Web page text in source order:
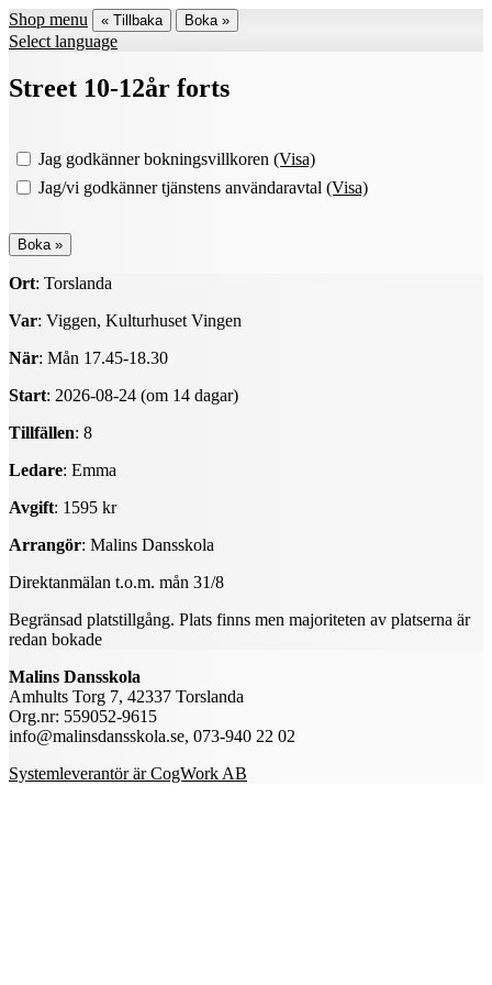
Shop menu « Tillbaka Boka »
Select language
Street 10-12år forts
Jag godkänner bokningsvillkoren (Visa)
Jag/vi godkänner tjänstens användaravtal (Visa)
Ort: Torslanda
Var: Viggen, Kulturhuset Vingen
När: Mån 17.45-18.30
Start: 2026-08-24 (om 14 dagar)
Tillfällen: 8
Ledare: Emma
Avgift: 1595 kr
Arrangör: Malins Dansskola
Direktanmälan t.o.m. mån 31/8
Begränsad platstillgång. Plats finns men majoriteten av platserna är
redan bokade
Malins Dansskola
Amhults Torg 7, 42337 Torslanda
Org.nr: 559052-9615
info@malinsdansskola.se, 073-940 22 02
Systemleverantör är CogWork AB